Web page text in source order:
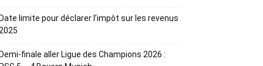
Date limite pour déclarer l’impôt sur les revenus
2025
Demi-finale aller Ligue des Champions 2026 :